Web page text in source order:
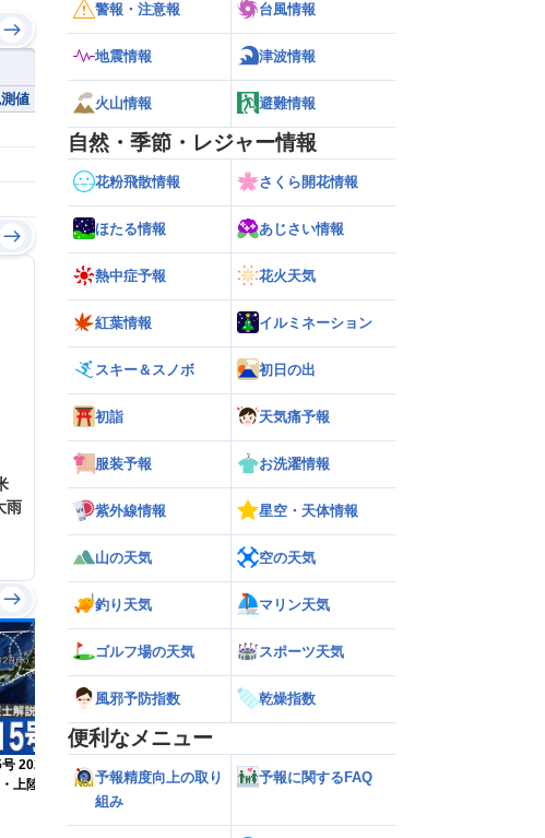
値
雨
号 2026】今後の進路は？北日
上陸する可能性も（7日22時
【台風13号 2026】雨風の影響はいつま
で続く？／ウェザーニュース気象予報士
警報・注意報 台風情報
地震情報 津波情報
火山情報 避難情報
自然・季節・レジャー情報
花粉飛散情報 さくら開花情報
ほたる情報 あじさい情報
熱中症予報 花火天気
紅葉情報 イルミネーション
スキー＆スノボ 初日の出
初詣 天気痛予報
服装予報 お洗濯情報
紫外線情報 星空・天体情報
山の天気 空の天気
釣り天気 マリン天気
ゴルフ場の天気 スポーツ天気
風邪予防指数 乾燥指数
便利なメニュー
予報精度向上の取り
組み
予報に関するFAQ